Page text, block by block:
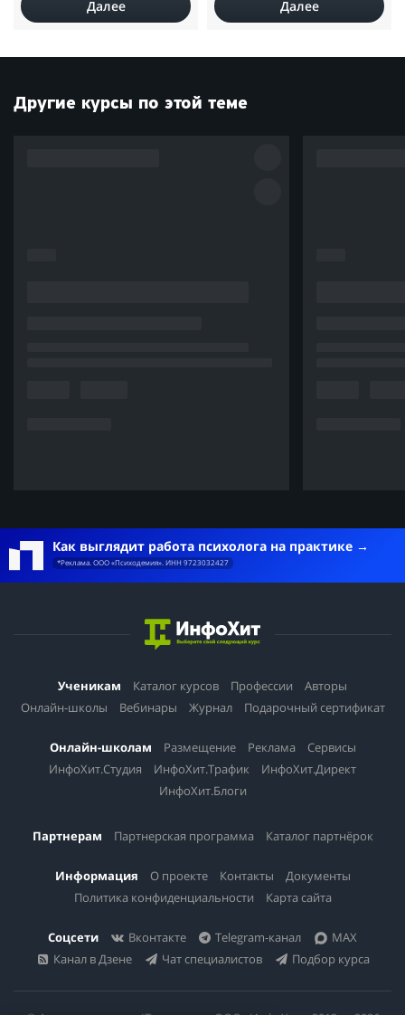
Далее Далее
Другие курсы по этой теме
Как выглядит работа психолога на практике
*Реклама. ООО «Психодемия». ИНН 9723032427
Ученикам Каталог курсов Профессии
Авторы
Онлайн-школы
Вебинары Журнал Подарочный сертификат
Онлайн-школам Размещение Реклама
Сервисы
ИнфоХит.Студия
ИнфоХит.Трафик
ИнфоХит.Директ
ИнфоХит.Блоги
Партнерам Партнерская программа Каталог партнёрок
Информация О проекте Контакты
Документы
Политика конфиденциальности
Карта сайта
Соцсети Вконтакте Telegram-канал
MAX
Канал в Дзене
Чат специалистов Подбор курса